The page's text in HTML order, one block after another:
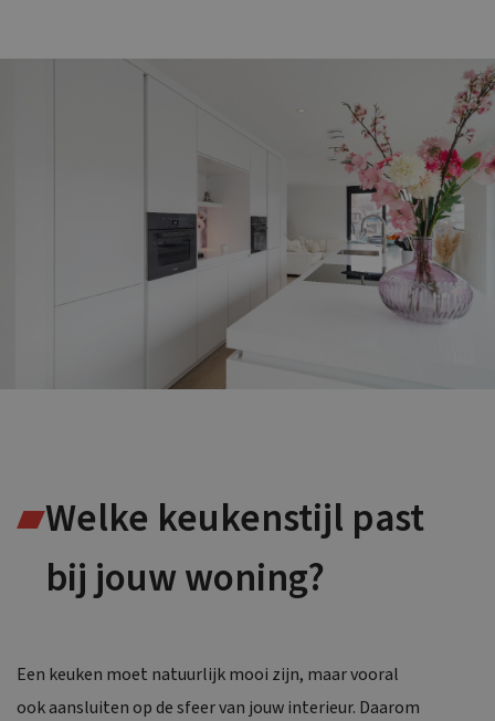
Welke keukenstijl past
bij jouw woning?
Een keuken moet natuurlijk mooi zijn, maar vooral
ook aansluiten op de sfeer van jouw interieur. Daarom